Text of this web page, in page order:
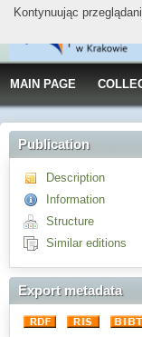
MAIN PAGE
Publication
Description
Information
Structure
Similar editions
Export metadata
Kontynuując